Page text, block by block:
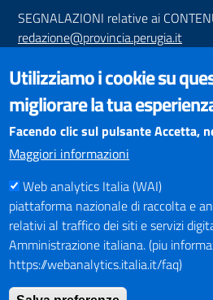
SEGNALAZIONI relative ai
redazione@provincia.perugia.it
VISUALIZZAZIONE CONTENUTI
Il sito internet della Provincia di
essere visualizzato dai principali
browser non aggiornati può creare
dei contenuti.
PAGAMENTI
SOCIAL NETWORKS
Utilizziamo i cookie su
migliorare la tua
Facendo clic sul pulsante Accetta,
Maggiori informazioni
Web analytics Italia (WAI)
piattaforma nazionale di raccolta e
relativi al traffico dei siti e servizi
Amministrazione italiana. (piu
https://webanalytics.italia.it/faq)